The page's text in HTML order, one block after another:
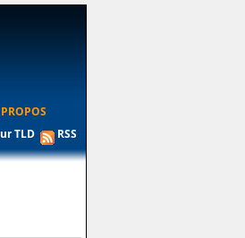
TLD RSS